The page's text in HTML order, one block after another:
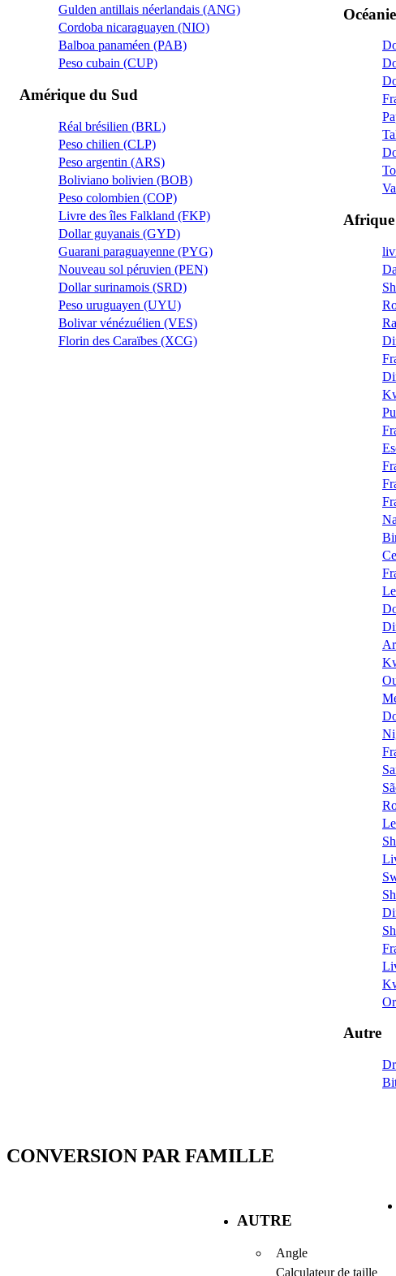
Gulden antillais néerlandais (ANG)
Cordoba nicaraguayen (NIO)
Balboa panaméen (PAB)
Peso cubain (CUP)
Amérique du Sud
Réal brésilien (BRL)
Peso chilien (CLP)
Peso argentin (ARS)
Boliviano bolivien (BOB)
Peso colombien (COP)
Livre des îles Falkland (FKP)
Dollar guyanais (GYD)
Guarani paraguayenne (PYG)
Nouveau sol péruvien (PEN)
Dollar surinamois (SRD)
Peso uruguayen (UYU)
Bolivar vénézuélien (VES)
Florin des Caraïbes (XCG)
Océanie
Afrique
Autre
CONVERSION PAR FAMILLE
AUTRE
Angle
Calculateur de taille